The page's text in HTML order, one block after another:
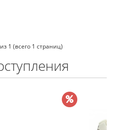
1 (всего 1 страниц)